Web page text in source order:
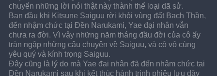
chuyển những lời nói thật này thành thể loại dã sử.
Ban đầu khi Kitsune Saiguu rời khỏi vùng đất Bạch Thần,
đến nhậm chức tại Đền Narukami, Yae đại nhân vẫn
chưa ra đời. Vì vậy những năm tháng đầu đời của cô ấy
tràn ngập những câu chuyện về Saiguu, và cô vô cùng
yêu quý và kính trọng Saiguu.
Đây cũng là lý do mà Yae đại nhân đã đến nhậm chức tại
Đền Narukami sau khi kết thúc hành trình phiêu lưu đây